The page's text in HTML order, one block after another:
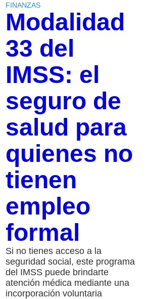
FINANZAS
Modalidad
33 del
IMSS: el
seguro de
salud para
quienes no
tienen
empleo
formal
Si no tienes acceso a la
seguridad social, este programa
del IMSS puede brindarte
atención médica mediante una
incorporación voluntaria